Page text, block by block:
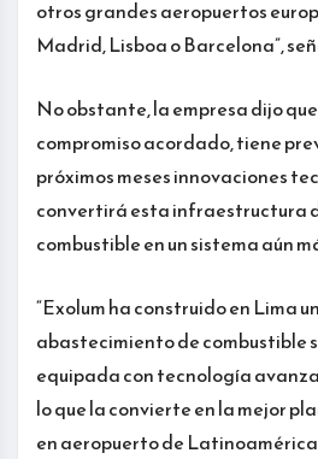
otros grandes aeropuertos
Madrid, Lisboa o Barcelona”,
No obstante, la empresa dijo
compromiso acordado, tiene
próximos meses innovaciones
convertirá esta infraestructura
combustible en un sistema aún
“Exolum ha construido en Lima
abastecimiento de combustible
equipada con tecnología
lo que la convierte en la mejor
en aeropuerto de